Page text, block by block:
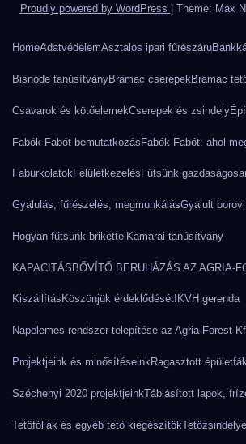
Proudly powered by WordPress Theme: Max
HomeAdatvédelemAsztalos ipari fűrészáru
Bisnode tanúsítványBramac cserepekBramac
Csavarok és kötőelemekCserepek és zsindely
Fabók-Fabót bemutatkozásFabók-Fabót: ahol
FaburkolatokFelületkezelés Fűtsünk
Gyalulás, fűrészelés, megmunkálásGyalult
Hogyan fűtsünk brikettel Kamarai tanúsítvány
KAPACITÁSBŐVÍTŐ BERUHÁZÁS AZ AGRIA-
Kiszállítás Köszönjük érdeklődését! KVH gerenda
Napelemes rendszer telepítése az Agria-Forest
Projektjeink és minősítéseinkRagasztott
Széchenyi 2020 projektjeinkTáblásított lapok,
Tetőfóliák és egyéb tető kiegészítők